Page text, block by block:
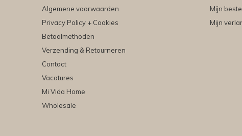
Algemene voorwaarden
Privacy Policy + Cookies
Betaalmethoden
Verzending & Retourneren
Contact
Vacatures
Mi Vida Home
Wholesale
Mijn
Mijn